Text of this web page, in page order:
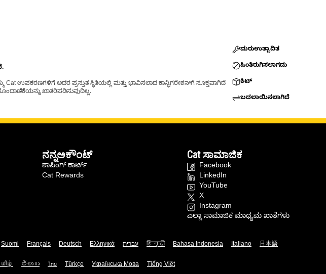
ಉಪಕರಣಗಳಿಗೆ ಅದರ ಪ್ರಸ್ತುತ ಸ್ಥಿತಿಯಲ್ಲಿ ಮತ್ತು ಭಾವಿಸಲಾದ ಕಾನ್ಫಿಗರೇಶನ್‌ಗೆ ಸೂಕ್ತವಾಗಿದೆ
ಖಾತರಿಪಡಿಸುವುದಿಲ್ಲ.
ಮರುಉತ್ಪಾದಿತ
ಹಿಂತಿರುಗಿಸಲಾಗದು
ಕಿಟ್
ಬದಲಾಯಿಸಲಾಗಿದೆ
ನನ್ನಅಕೌಂಟ್
ಶಾಪಿಂಗ್ ಕಾರ್ಟ್
Cat Rewards
Cat ಸಾಮಾಜಿಕ
Facebook
LinkedIn
YouTube
X
Instagram
ಎಲ್ಲಾ ಸಾಮಾಜಿಕ ಮಾಧ್ಯಮ ಖಾತೆಗಳು
Suomi Français Deutsch Ελληνικά עברית हिन्दी Bahasa Indonesia Italiano 日本語
తెలుగు ไทย Türkçe Українська Мова Tiếng Việt